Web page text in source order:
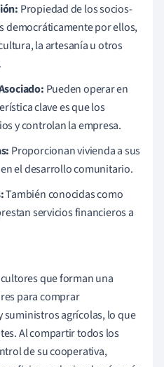
Propiedad de los socios-
democráticamente por ellos,
la artesanía u otros
Pueden operar en
clave es que los
y controlan la empresa.
Proporcionan vivienda a sus
el desarrollo comunitario.
También conocidas como
servicios financieros a
que forman una
para comprar
agrícolas, lo que
Al compartir todos los
de su cooperativa,